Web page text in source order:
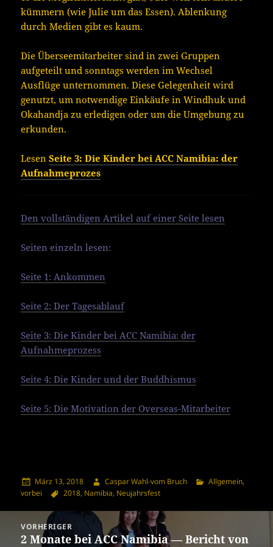
kümmern (wie Julie um das Essen). Ablenkung
durch Medien gibt es kaum.
Die Überseemitarbeiter sind in zwei Gruppen
aufgeteilt und sonntags werden im Wechsel
Ausflüge unternommen. Diese Gelegenheit wird
genutzt, um notwendige Einkäufe in Windhuk und
Okahandja zu erledigen oder um die Umgebung zu
erkunden.
LesenSeite 3: Die Kinder bei ACC Namibia: der
Aufnahmeprozes
Den vollständigen Artikel auf einer Seite lesen
Seiten einzeln lesen:
Seite 1: Ankommen
Seite 2: Der Tagesablauf
Seite 3: Die Kinder bei ACC Namibia: der
Aufnahmeprozess
Seite 4: Die Kinder und der Buddhismus
Seite 5: Die Motivation der Overseas-Mitarbeiter
Veröffentlicht
am
März 13, 2018 Autor
Caspar Wahl-vom Bruch Kategorien
Allgemein,
vorbei
Schlagwörter
2018, Namibia, Neujahrsfest
Beitragsnavigation
VORHERIGER
Vorheriger
2 Monate bei ACC Namibia — Bericht von